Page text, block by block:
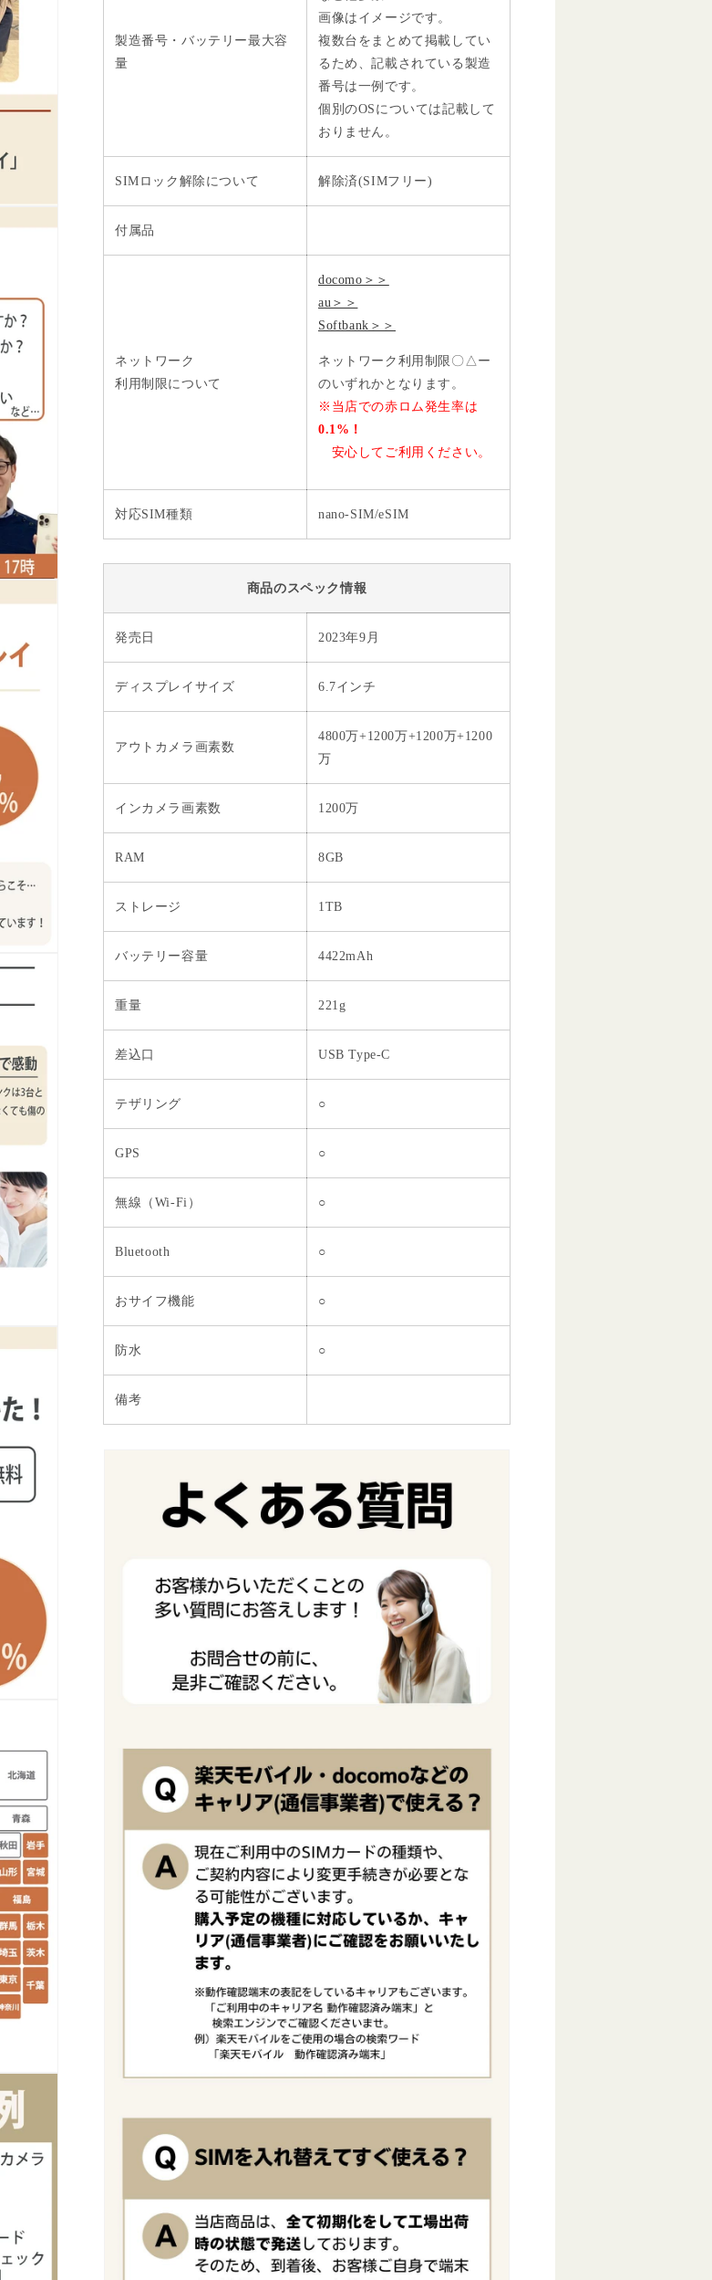
製造番号・バッテリー最大容
量
画像はイメージです。
複数台をまとめて掲載してい
るため、記載されている製造
番号は一例です。
個別のOSについては記載して
おりません。
SIMロック解除について 解除済(SIMフリー)
付属品
ネットワーク
利用制限について
docomo＞＞
au＞＞
Softbank＞＞
ネットワーク利用制限〇△ー
のいずれかとなります。
※当店での赤ロム発生率は
0.1%！
安心してご利用ください。
対応SIM種類 nano-SIM/eSIM
商品のスペック情報
発売日 2023年9月
ディスプレイサイズ 6.7インチ
アウトカメラ画素数
4800万+1200万+1200万+1200
万
インカメラ画素数 1200万
RAM 8GB
ストレージ 1TB
バッテリー容量 4422mAh
重量 221g
差込口 USB Type-C
テザリング ○
GPS ○
無線（Wi-Fi） ○
Bluetooth ○
おサイフ機能 ○
防水 ○
備考